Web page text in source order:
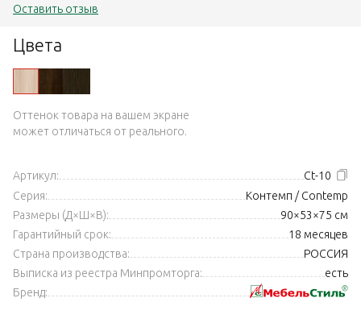
Цвета
Оттенок товара на вашем экране
может отличаться от реального.
Артикул:
Ct-10
Серия:
Контемп / Contemp
Размеры (Д×Ш×В):
90×53×75 см
Гарантийный срок:
18 месяцев
Страна производства:
РОССИЯ
Выписка из реестра Минпромторга:
есть
Бренд:
Оставить отзыв